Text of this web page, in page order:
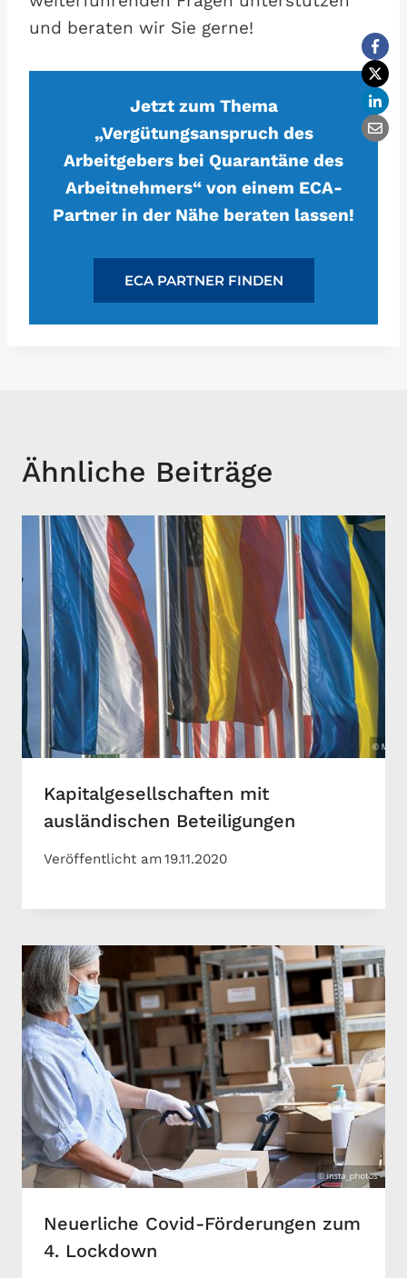
und beraten wir Sie gerne!
Jetzt zum Thema
„Vergütungsanspruch des
Arbeitgebers bei Quarantäne des
Arbeitnehmers“ von einem ECA-
Partner in der Nähe beraten lassen!
ECA PARTNER FINDEN
Ähnliche Beiträge
Kapitalgesellschaften mit
ausländischen Beteiligungen
Veröffentlicht am19.11.2020
Neuerliche Covid-Förderungen zum
4. Lockdown